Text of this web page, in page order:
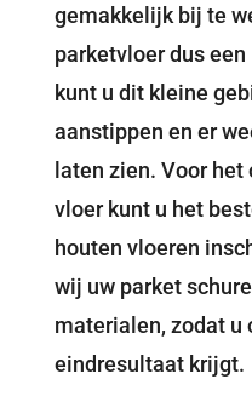
gemakkelijk bij te
parketvloer dus
kunt u dit kleine
aanstippen en er
laten zien. Voor
vloer kunt u het
houten vloeren
wij uw parket
materialen, zodat u
eindresultaat krijgt.